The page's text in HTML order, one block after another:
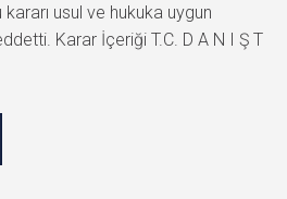
usul ve hukuka uygun
Karar İçeriği T.C. D A N I Ş T